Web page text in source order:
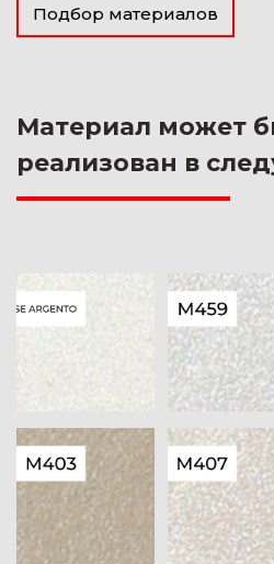
Подбор материалов
Материал может
реализован в